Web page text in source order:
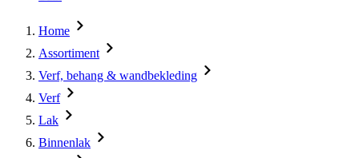
Home
Assortiment
Verf, behang & wandbekleding
Verf
Lak
Binnenlak